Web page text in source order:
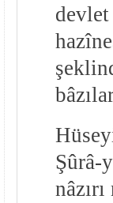
devlet
Şûrâ-